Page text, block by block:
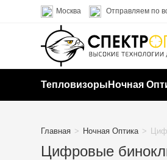
содержимому
Москва Отправляем по
Тепловизоры Ночная
Главная > Ночная Оптика >
Цифровые